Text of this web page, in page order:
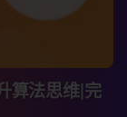
算法思维|完